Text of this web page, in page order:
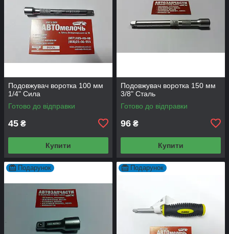
Подовжувач воротка 100 мм
1/4" Сила
Готово до відправки
45 ₴
Купити
Подовжувач воротка 150 мм
3/8" Сталь
Готово до відправки
96 ₴
Купити
Подарунок Подарунок